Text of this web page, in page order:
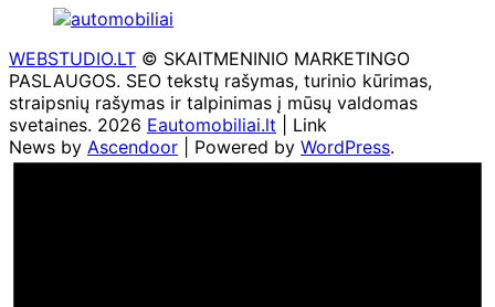
WEBSTUDIO.LT © SKAITMENINIO MARKETINGO
PASLAUGOS. SEO tekstų rašymas, turinio kūrimas,
straipsnių rašymas ir talpinimas į mūsų valdomas
svetaines. 2026 Eautomobiliai.lt | Link
News by Ascendoor | Powered by WordPress.